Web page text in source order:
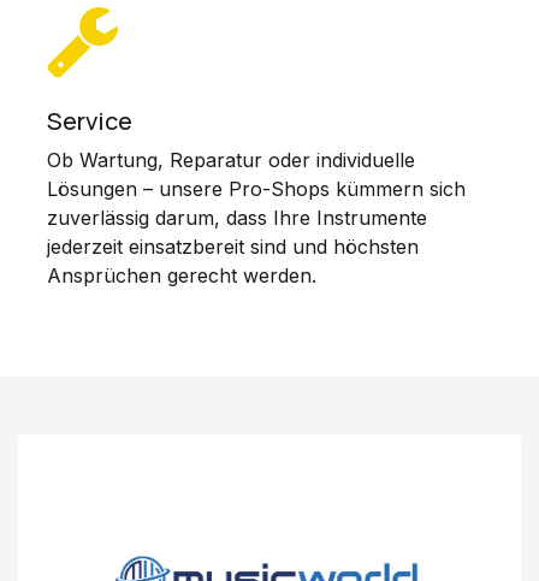
Service
Ob Wartung, Reparatur oder individuelle
Lösungen – unsere Pro-Shops kümmern sich
zuverlässig darum, dass Ihre Instrumente
jederzeit einsatzbereit sind und höchsten
Ansprüchen gerecht werden.